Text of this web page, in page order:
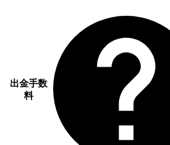
出金手数
料